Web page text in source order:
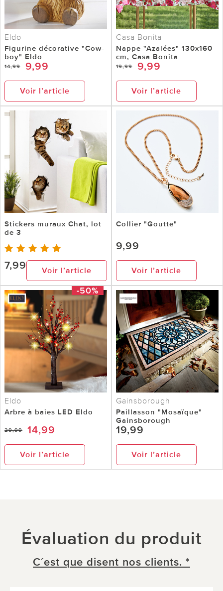
Eldo
Figurine décorative "Cow-
boy" Eldo
14,99 9,99
Voir l’article
Casa Bonita
Nappe "Azalées" 130x160
cm, Casa Bonita
19,99 9,99
Voir l’article
Stickers muraux Chat, lot
de 3
7,99 Voir l’article
Collier "Goutte"
9,99
Voir l’article
-50%
Eldo
Arbre à baies LED Eldo
29,99 14,99
Voir l’article
Gainsborough
Paillasson "Mosaïque"
Gainsborough
19,99
Voir l’article
Évaluation du produit
C´est que disent nos clients. *